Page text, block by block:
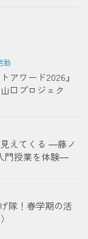
動
アワード2026』
口プロジェク
えてくる ―藤ノ
門授業を体験―
隊！春学期の活